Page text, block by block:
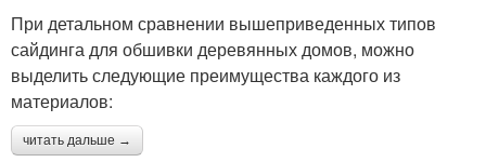
При детальном сравнении вышеприведенных типов
сайдинга для обшивки деревянных домов, можно
выделить следующие преимущества каждого из
материалов:
читать дальше →